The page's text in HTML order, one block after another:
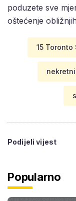
poduzete sve
oštećenje
15 Toronto
Podijeli vijest
Popularno